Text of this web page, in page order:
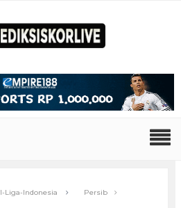
Liga-Indonesia Persib